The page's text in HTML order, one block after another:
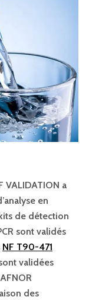
VALIDATION a
en
de détection
sont validés
NF T90-471
validées
des